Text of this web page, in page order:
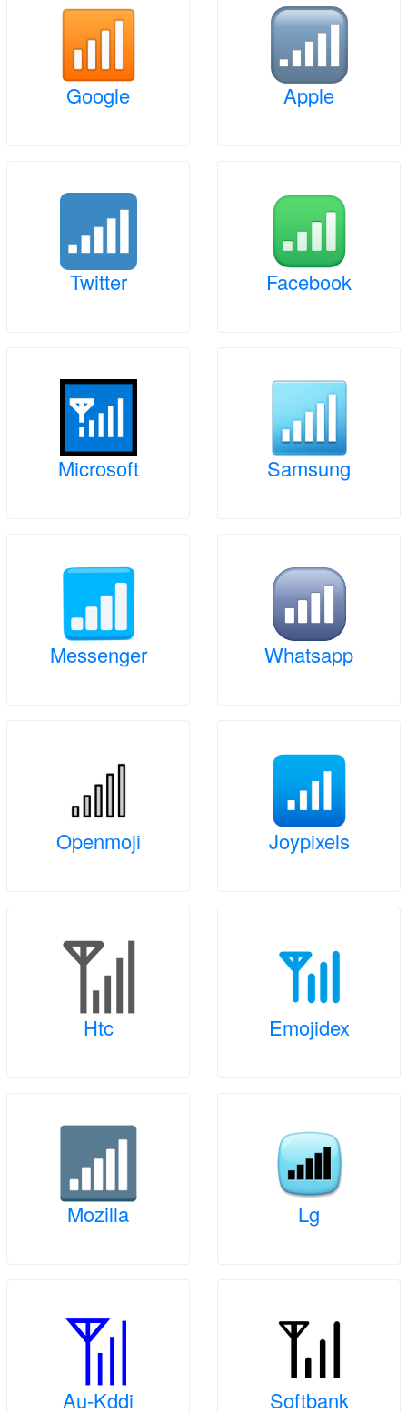
Apple
Google
Facebook
Twitter
Samsung
Microsoft
Whatsapp
Messenger
Joypixels
Openmoji
Emojidex
Htc
Lg
Mozilla
Softbank
Au-Kddi